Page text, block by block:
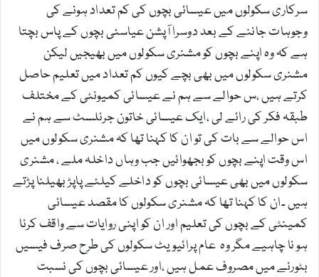
سرکاری سکولوں میں عیسائی بچوں کی کم تعداد ہونے کی
وجوہات جاننے کے بعد دوسرا آپشن عیاسئی بچوں کے پاس بچتا
ہے کہ وہ اپنے بچوں کو مشنری سکولوں میں بھیجیں لیکن
مشنری سکولوں میں بھی بچے کیوں کم تعداد میں تعلیم حاصل
کرتے ہیں ،س حوالے سے ہم نے عیسائی کمیونٹی کے مختلف
طبقہ فکر کی رائے لی ،ایک عیسائی خاتون جرنلسٹ سے ہم نے
اس حوالے سے بات کی تو ان کا کہنا تھا کہ مشنری سکولوں میں
اس وقت اپنے بچوں کو بجھوائیں جب وہاں داخلہ ملے ، مشنری
سکولوں میں بھی عیسائی بچوں کو داخلے کیلئے پاپڑ بھیلنا پڑتے
ہیں ۔ان کا کہنا تھا کہ مشنری سکولوں کا مقصد عیسائی
کمینٹی کے بچوں کی تعلیم اور ان کو اپنی روایات سے واقف کرنا
ہو نا چاہیے مگر وہ عام پرائیویٹ سکولوں کی طرح صرف فیسیں
بٹورنے میں مصروف عمل ہیں ،اور عیسائی بچوں کی نسبت